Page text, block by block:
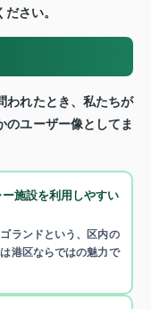
さい。
われたとき、私たちが
のユーザー像としてま
施設を利用しやすい
ランドという、区内の
港区ならではの魅力で